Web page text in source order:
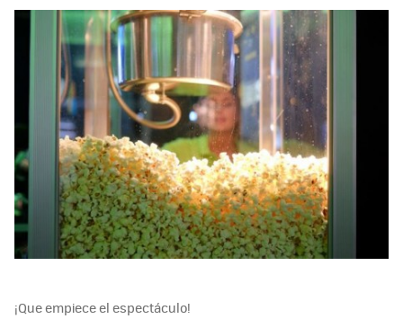
¡Que empiece el espectáculo!